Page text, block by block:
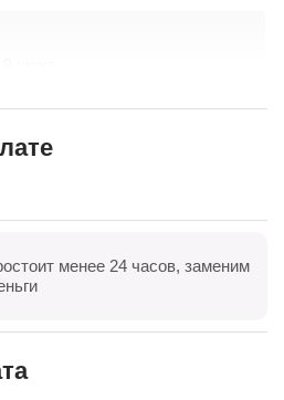
приложение. Всегда
за настроение
Оставить отзыв
менее 24 часов, заменим